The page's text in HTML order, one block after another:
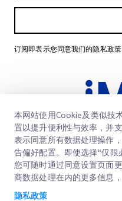
订阅即表示您同意我们的隐私政策
快速链接
办公地点
企业
本网站使用Cookie及类似技
置以提升便利性与效率，并
表示同意所有数据处理操作
告偏好配置。即使选择“仅限
您可随时通过同意设置页面
商数据处理在内的更多信息
隐私政策